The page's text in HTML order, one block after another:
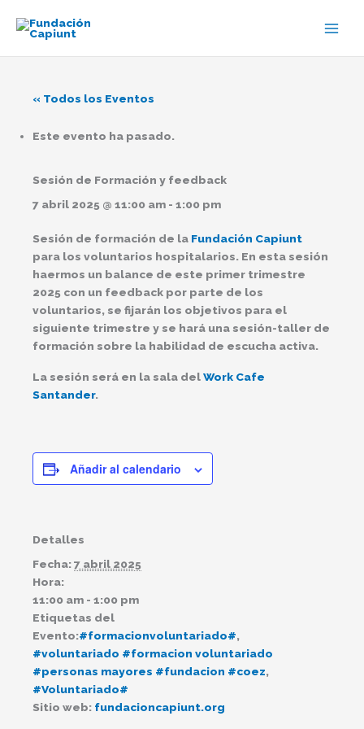
contenido
« Todos los Eventos
Este evento ha pasado.
Sesión de Formación y feedback
7 abril 2025 @ 11:00 am - 1:00 pm
Sesión de formación de la Fundación Capiunt
para los voluntarios hospitalarios. En esta sesión
haermos un balance de este primer trimestre
2025 con un feedback por parte de los
voluntarios, se fijarán los objetivos para el
siguiente trimestre y se hará una sesión-taller de
formación sobre la habilidad de escucha activa.
La sesión será en la sala delWork Cafe
Santander.
Añadir al calendario
Detalles
Fecha:7 abril 2025
Hora:
11:00 am - 1:00 pm
Etiquetas del
Evento:#formacionvoluntariado#,
#voluntariado #formacion voluntariado
#personas mayores #fundacion #coez,
#Voluntariado#
Sitio web: fundacioncapiunt.org